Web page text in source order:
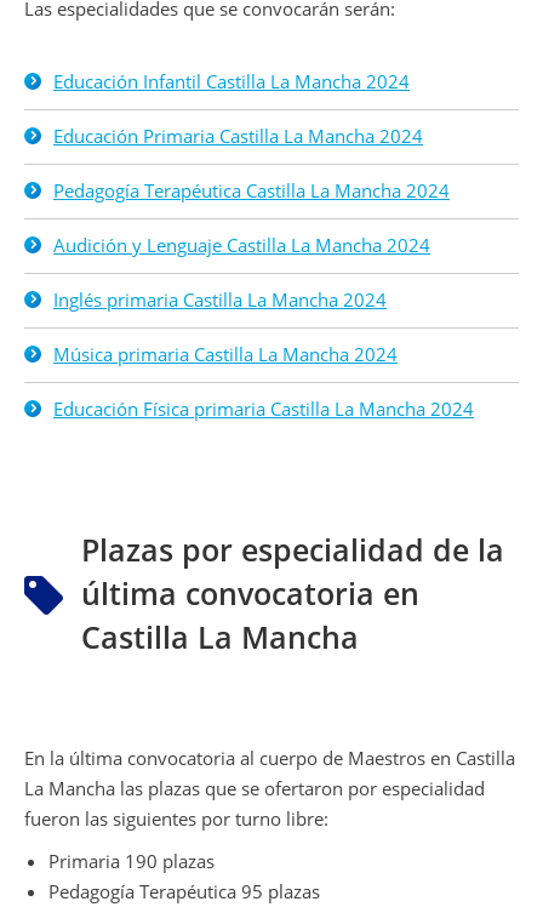
Las especialidades que se convocarán serán:
Educación Infantil Castilla La Mancha 2024
Educación Primaria Castilla La Mancha 2024
Pedagogía Terapéutica Castilla La Mancha 2024
Audición y Lenguaje Castilla La Mancha 2024
Inglés primaria Castilla La Mancha 2024
Música primaria Castilla La Mancha 2024
Educación Física primaria Castilla La Mancha 2024
Plazas por especialidad de la
última convocatoria en
Castilla La Mancha
En la última convocatoria al cuerpo de Maestros en Castilla
La Mancha las plazas que se ofertaron por especialidad
fueron las siguientes por turno libre:
Primaria 190 plazas
Pedagogía Terapéutica 95 plazas